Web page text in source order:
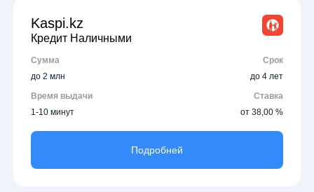
Kaspi.kz
Кредит Наличными
Сумма
Срок
до 2 млн
до 4 лет
Время выдачи
Ставка
1-10 минут
от 38,00 %
Подробней